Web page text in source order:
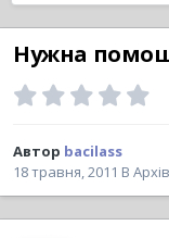
Нужна
Автор bacilass
18 травня, 2011 В